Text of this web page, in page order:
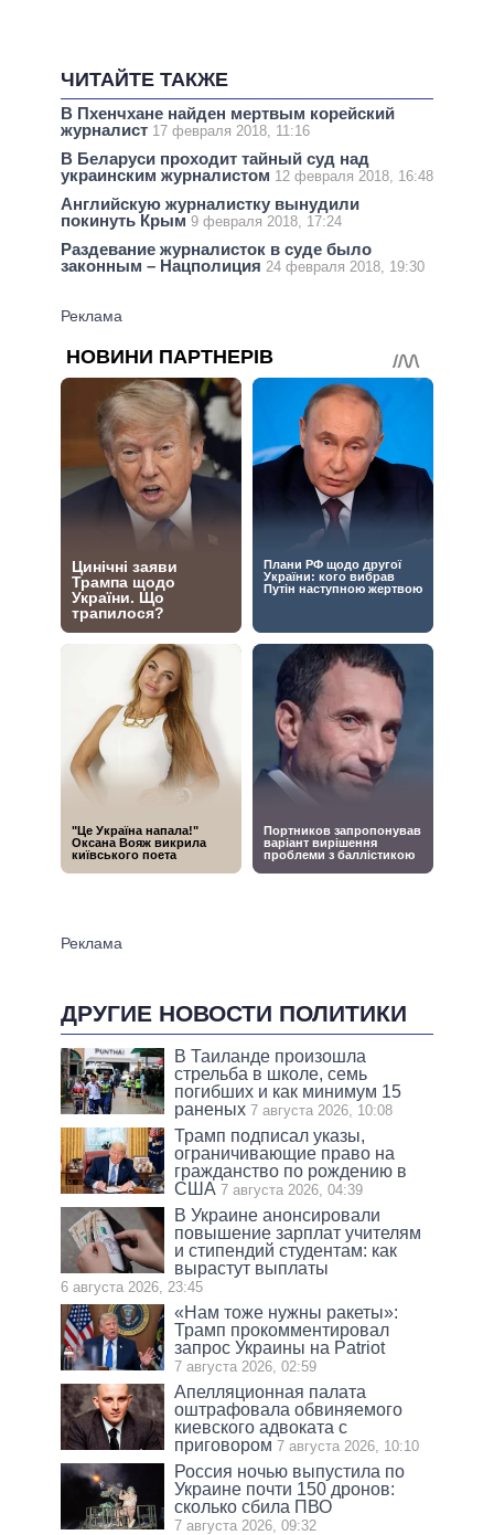
ЧИТАЙТЕ ТАКЖЕ
В Пхенчхане найден мертвым корейский
журналист 17 февраля 2018, 11:16
В Беларуси проходит тайный суд над
украинским журналистом 12 февраля 2018, 16:48
Английскую журналистку вынудили
покинуть Крым 9 февраля 2018, 17:24
Раздевание журналисток в суде было
законным – Нацполиция 24 февраля 2018, 19:30
ДРУГИЕ НОВОСТИ ПОЛИТИКИ
В Таиланде произошла
стрельба в школе, семь
погибших и как минимум 15
раненых 7 августа 2026, 10:08
Трамп подписал указы,
ограничивающие право на
гражданство по рождению в
США 7 августа 2026, 04:39
В Украине анонсировали
повышение зарплат учителям
и стипендий студентам: как
вырастут выплаты
6 августа 2026, 23:45
«Нам тоже нужны ракеты»:
Трамп прокомментировал
запрос Украины на Patriot
7 августа 2026, 02:59
Апелляционная палата
оштрафовала обвиняемого
киевского адвоката с
приговором 7 августа 2026, 10:10
Россия ночью выпустила по
Украине почти 150 дронов:
сколько сбила ПВО
7 августа 2026, 09:32